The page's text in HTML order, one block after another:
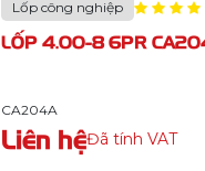
Lốp công nghiệp
LỐP 4.80/4.00-8 4PR
CA202B
Liên hệĐã tính VAT